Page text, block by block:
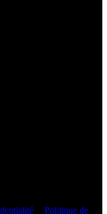
Politique de